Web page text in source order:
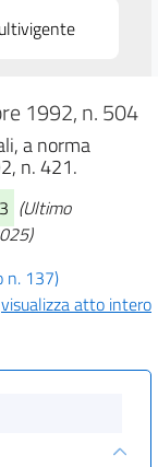
1992, n. 504
a norma
n. 421.
(Ultimo
n. 137)
visualizza atto intero